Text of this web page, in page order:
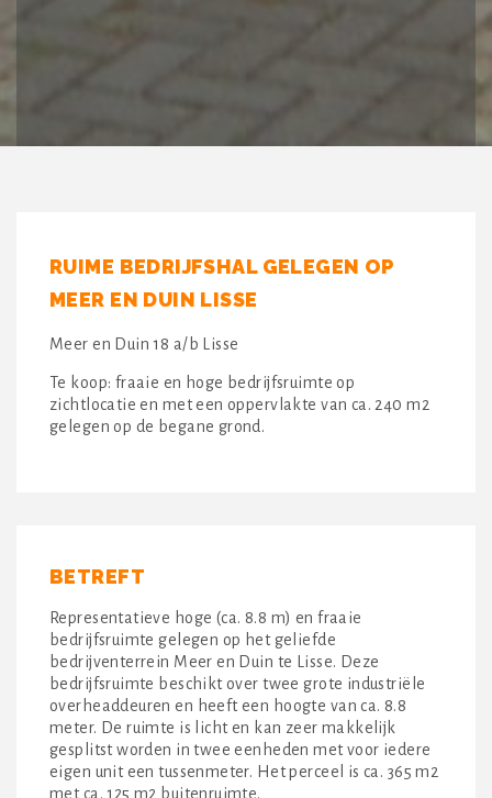
RUIME BEDRIJFSHAL GELEGEN OP
MEER EN DUIN LISSE
Meer en Duin 18 a/b Lisse
Te koop: fraaie en hoge bedrijfsruimte op
zichtlocatie en met een oppervlakte van ca. 240 m2
gelegen op de begane grond.
BETREFT
Representatieve hoge (ca. 8.8 m) en fraaie
bedrijfsruimte gelegen op het geliefde
bedrijventerrein Meer en Duin te Lisse. Deze
bedrijfsruimte beschikt over twee grote industriële
overheaddeuren en heeft een hoogte van ca. 8.8
meter. De ruimte is licht en kan zeer makkelijk
gesplitst worden in twee eenheden met voor iedere
eigen unit een tussenmeter. Het perceel is ca. 365 m2
met ca. 125 m2 buitenruimte.